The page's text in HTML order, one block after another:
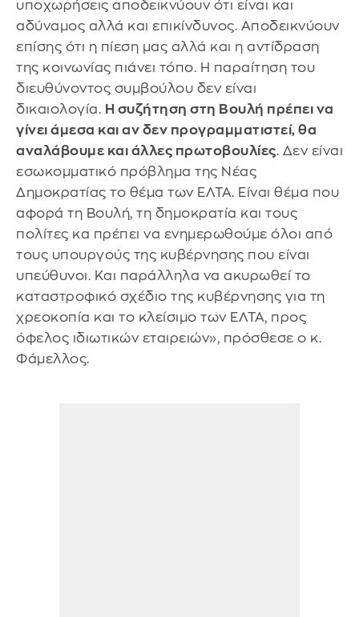
υποχωρήσεις αποδεικνύουν ότι είναι και
αδύναμος αλλά και επικίνδυνος. Αποδεικνύουν
επίσης ότι η πίεση μας αλλά και η αντίδραση
της κοινωνίας πιάνει τόπο. Η παραίτηση του
διευθύνοντος συμβούλου δεν είναι
δικαιολογία. Η συζήτηση στη Βουλή πρέπει να
γίνει άμεσα και αν δεν προγραμματιστεί, θα
αναλάβουμε και άλλες πρωτοβουλίες. Δεν είναι
εσωκομματικό πρόβλημα της Νέας
Δημοκρατίας το θέμα των ΕΛΤΑ. Είναι θέμα που
αφορά τη Βουλή, τη δημοκρατία και τους
πολίτες κα πρέπει να ενημερωθούμε όλοι από
τους υπουργούς της κυβέρνησης που είναι
υπεύθυνοι. Και παράλληλα να ακυρωθεί το
καταστροφικό σχέδιο της κυβέρνησης για τη
χρεοκοπία και το κλείσιμο των ΕΛΤΑ, προς
όφελος ιδιωτικών εταιρειών», πρόσθεσε ο κ.
Φάμελλος.